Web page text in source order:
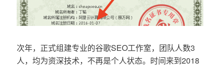
次年，正式组建专业的谷歌SEO工作室，团队人数3
人，均为资深技术，不再是个人状态。时间来到2018